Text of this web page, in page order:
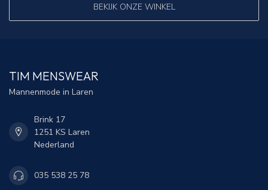
BEKIJK ONZE WINKEL
TIM MENSWEAR
Mannenmode in Laren
Brink 17
1251 KS Laren
Nederland
035 538 25 78